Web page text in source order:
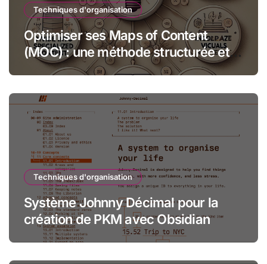
Techniques d'organisation
Optimiser ses Maps of Content
(MOC) : une méthode structurée et
créative
Techniques d'organisation
Système Johnny Décimal pour la
création de PKM avec Obsidian